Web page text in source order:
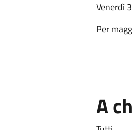
Venerdì
Per
A